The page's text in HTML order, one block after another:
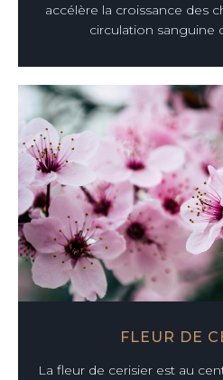
accélère la croissance des
circulation sanguine
FLEUR DE
La fleur de cerisier est au